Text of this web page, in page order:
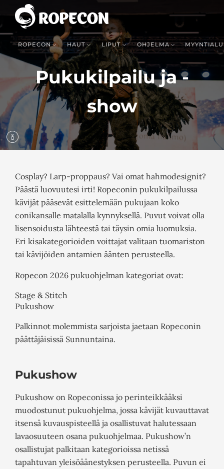
ROPECON HAUT LIPUT OHJELMA
Pukukilpailu ja -
show
Cosplay? Larp-proppaus? Vai omat hahmodesignit?
Päästä luovuutesi irti! Ropeconin pukukilpailussa
kävijät pääsevät esittelemään pukujaan koko
conikansalle matalalla kynnyksellä. Puvut voivat olla
lisensoidusta lähteestä tai täysin omia luomuksia.
Eri kisakategorioiden voittajat valitaan tuomariston
tai kävijöiden antamien äänten perusteella.
Ropecon 2026 pukuohjelman kategoriat ovat:
Stage & Stitch
Pukushow
Palkinnot molemmista sarjoista jaetaan Ropeconin
päättäjäisissä Sunnuntaina.
Pukushow
Pukushow on Ropeconissa jo perinteikkääksi
muodostunut pukuohjelma, jossa kävijät kuvauttavat
itsensä kuvauspisteellä ja osallistuvat halutessaan
lavaosuuteen osana pukuohjelmaa. Pukushow’n
osallistujat palkitaan kategorioissa netissä
tapahtuvan yleisöäänestyksen perusteella. Puvun ei